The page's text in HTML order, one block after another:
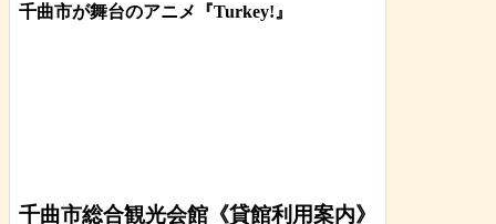
千曲市が舞台のアニメ『Turkey!』
千曲市総合観光会館《貸館利用案内》